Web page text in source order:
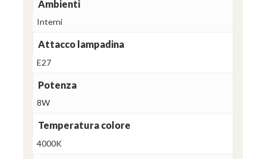
Ambienti
Interni
Attacco lampadina
E27
Potenza
8W
Temperatura colore
4000K